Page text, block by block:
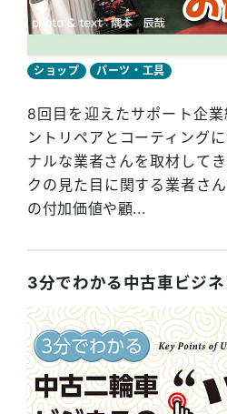
ショップ
パーツ・工具
8回目を迎えたサポート企
ントリペアとコーティング
ナルな業者さんを取材して
クの見た目に関する業者さ
の付加価値や顧...